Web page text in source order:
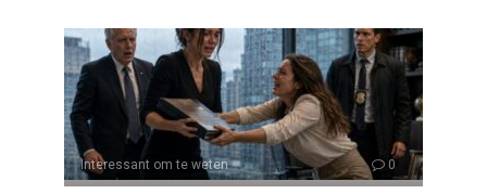
Interessant om te weten 0